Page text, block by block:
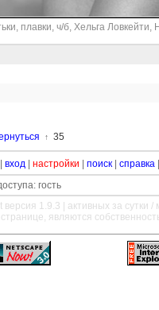
, плавки, ч/б, Хельга Ловкейти,
↑ 35
вход настройки поиск справка
гость
версия 1.9.3 | активных за сутки /
являются
————————————